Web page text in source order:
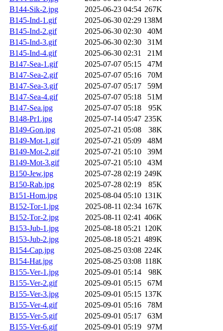
B144-Sik-2.jpg
2025-06-23 04:54 267K
B145-Ind-1.gif
2025-06-30 02:29 138M
B145-Ind-2.gif
2025-06-30 02:30
40M
B145-Ind-3.gif
2025-06-30 02:30
31M
B145-Ind-4.gif
2025-06-30 02:31
21M
B147-Sea-1.gif
2025-07-07 05:15
47M
B147-Sea-2.gif
2025-07-07 05:16
70M
B147-Sea-3.gif
2025-07-07 05:17
59M
B147-Sea-4.gif
2025-07-07 05:18
51M
B147-Sea.jpg
2025-07-07 05:18
95K
B148-Pr1.jpg
2025-07-14 05:47 235K
B149-Gon.jpg
2025-07-21 05:08
38K
B149-Mot-1.gif
2025-07-21 05:09
48M
B149-Mot-2.gif
2025-07-21 05:10
39M
B149-Mot-3.gif
2025-07-21 05:10
43M
B150-Jew.jpg
2025-07-28 02:19 249K
B150-Rab.jpg
2025-07-28 02:19
85K
B151-Hom.jpg
2025-08-04 05:10 131K
B152-Tor-1.jpg
2025-08-11 02:34 167K
B152-Tor-2.jpg
2025-08-11 02:41 406K
B153-Jub-1.jpg
2025-08-18 05:21 120K
B153-Jub-2.jpg
2025-08-18 05:21 489K
B154-Cap.jpg
2025-08-25 03:08 224K
B154-Hat.jpg
2025-08-25 03:08 118K
B155-Ver-1.jpg
2025-09-01 05:14
98K
B155-Ver-2.gif
2025-09-01 05:15
67M
B155-Ver-3.jpg
2025-09-01 05:15 137K
B155-Ver-4.gif
2025-09-01 05:16
78M
B155-Ver-5.gif
2025-09-01 05:17
63M
B155-Ver-6.gif
2025-09-01 05:19 97M